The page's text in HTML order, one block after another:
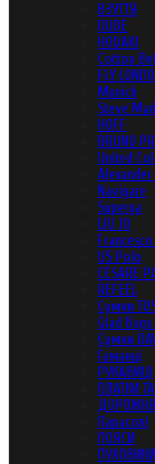
ВЗУТТЯ
DUDE
HODAKI
Cotton
FLY
Munich
Steve
HOFF
BRUNO
United
Alexander
Navigare
Superga
LIU JO
US Polo
CESARE
REFEEL
Сумки
Glad
Сумки
Гаманці
РУКАВИЦІ
ПЛАТКИ
ДОРОЖНЯ
Парасолі
ПОЯСИ